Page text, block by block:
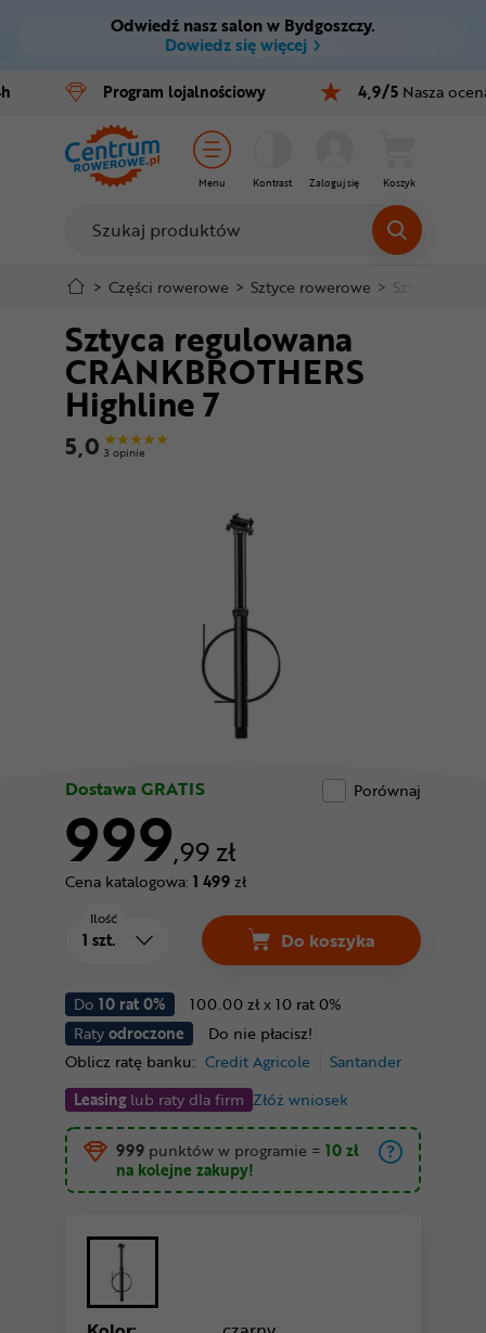
Ctrl M
Menu główne
Informacje o produkcie
Do koszyka
Szczegółowe informacje
Stopka
Mapa strony
Odwiedź nasz salon w Bydgoszczy.
Dowiedz się więcej
Program lojalnościowy 4,9/5 Nasza
Menu Kontrast Zaloguj się Koszyk
Rowery
E-bike
Części
Akcesoria
Odzież
Kaski
Buty
Warsztat
> Części rowerowe > Sztyce rowerowe > Sztyce
Sztyca regulowana
CRANKBROTHERS
Highline 7
5,0 3 opinie
Dostawa GRATIS Porównaj
999,99 zł
Cena katalogowa: 1 499zł
Do 10 rat 0%
100.00 zł x 10 rat 0%
Ratyodroczone
Do nie płacisz!
Oblicz ratę banku: Credit Agricole
Santander
Leasinglub raty dla firm Złóż wniosek
Ilość
Do koszyka
999 punktów w programie = 10 zł
na kolejne zakupy!